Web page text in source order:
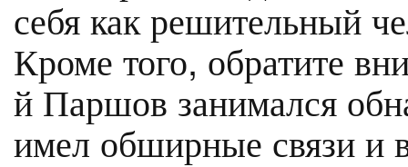
себя как решительный
Кроме того, обратите
й Паршов занимался
имел обширные связи и